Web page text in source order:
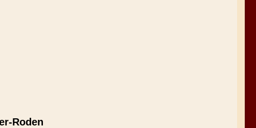
Roden